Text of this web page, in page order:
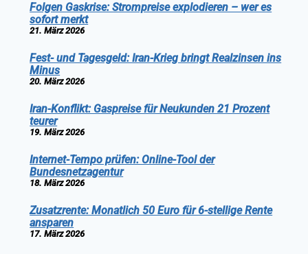
Folgen Gaskrise: Strompreise explodieren – wer es
sofort merkt
21. März 2026
Fest- und Tagesgeld: Iran-Krieg bringt Realzinsen ins
Minus
20. März 2026
Iran-Konflikt: Gaspreise für Neukunden 21 Prozent
teurer
19. März 2026
Internet-Tempo prüfen: Online-Tool der
Bundesnetzagentur
18. März 2026
Zusatzrente: Monatlich 50 Euro für 6-stellige Rente
ansparen
17. März 2026